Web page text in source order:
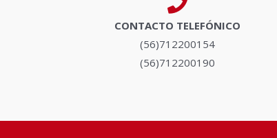
CONTACTO TELEFÓNICO
(56)712200154
(56)712200190